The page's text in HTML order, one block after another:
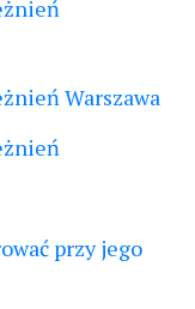
Warszawa
przy jego